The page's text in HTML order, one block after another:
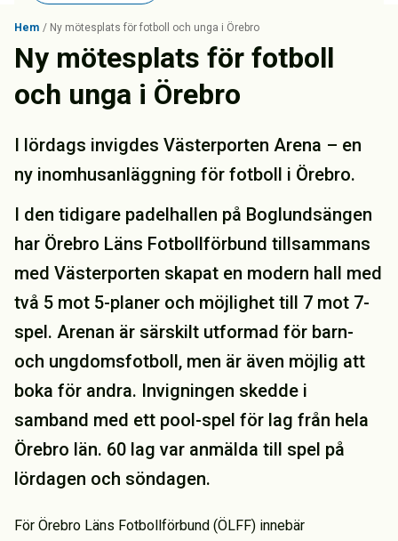
Hem / Ny mötesplats för fotboll och unga i Örebro
Ny mötesplats för fotboll
och unga i Örebro
I lördags invigdes Västerporten Arena – en
ny inomhusanläggning för fotboll i Örebro.
I den tidigare padelhallen på Boglundsängen
har Örebro Läns Fotbollförbund tillsammans
med Västerporten skapat en modern hall med
två 5 mot 5-planer och möjlighet till 7 mot 7-
spel. Arenan är särskilt utformad för barn-
och ungdomsfotboll, men är även möjlig att
boka för andra. Invigningen skedde i
samband med ett pool-spel för lag från hela
Örebro län. 60 lag var anmälda till spel på
lördagen och söndagen.
För Örebro Läns Fotbollförbund (ÖLFF) innebär